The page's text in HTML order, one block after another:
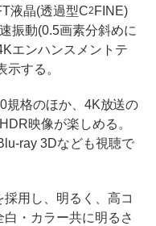
液晶(透過型C2 FINE)
振動(0.5画素分斜めに
エンハンスメントテ
する。
規格のほか、4K放送の
映像が楽しめる。
ray 3Dなども視聴で
用し、明るく、高コ
・カラー共に明るさ